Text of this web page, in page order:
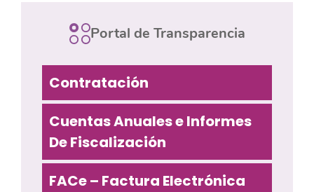
Portal de Transparencia
Contratación
Cuentas Anuales e Informes
De Fiscalización
FACe – Factura Electrónica